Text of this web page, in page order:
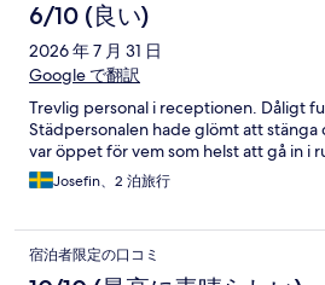
6/10 (良い)
2026 年 7 月 31 日
Google で翻訳
Trevlig personal i receptionen. Dåligt
Städpersonalen hade glömt att stänga
var öppet för vem som helst att gå in i
Josefin、2 泊旅行
宿泊者限定の口コミ